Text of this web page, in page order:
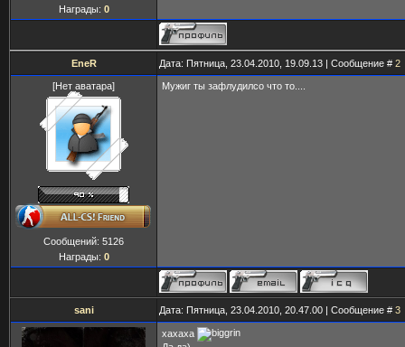
Награды: 0
EneR Дата: Пятница, 23.04.2010, 19.09.13 | Сообщение # 2
[Нет аватара]
Сообщений: 5126
Награды: 0
Мужиг ты зафлудилсо что то....
sani Дата: Пятница, 23.04.2010, 20.47.00 | Сообщение # 3
хахаха